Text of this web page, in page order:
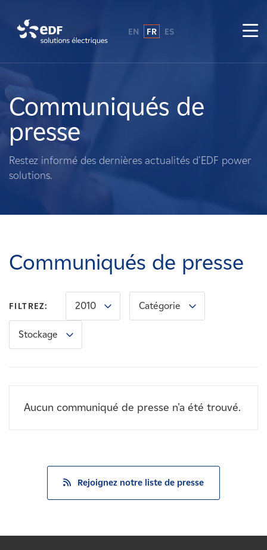
A propos de nous
Ce que nous faisons
Propriétaires fonciers
Carrières
Nouvelles
Contactez-nous
EN FR ES
Communiqués de
presse
Restez informé des dernières actualités d'EDF power
solutions.
Communiqués de presse
FILTREZ: 2010 Catégorie
Stockage
Aucun communiqué de presse n'a été trouvé.
Rejoignez notre liste de presse